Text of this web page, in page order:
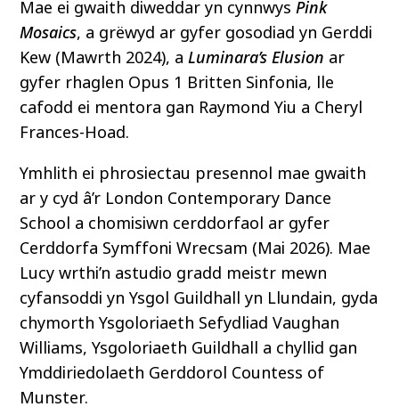
Mae ei gwaith diweddar yn cynnwysPink
Mosaics, a grëwyd ar gyfer gosodiad yn Gerddi
Kew (Mawrth 2024), aLuminara’s Elusion ar
gyfer rhaglen Opus 1 Britten Sinfonia, lle
cafodd ei mentora gan Raymond Yiu a Cheryl
Frances-Hoad.
Ymhlith ei phrosiectau presennol mae gwaith
ar y cyd â’r London Contemporary Dance
School a chomisiwn cerddorfaol ar gyfer
Cerddorfa Symffoni Wrecsam (Mai 2026). Mae
Lucy wrthi’n astudio gradd meistr mewn
cyfansoddi yn Ysgol Guildhall yn Llundain, gyda
chymorth Ysgoloriaeth Sefydliad Vaughan
Williams, Ysgoloriaeth Guildhall a chyllid gan
Ymddiriedolaeth Gerddorol Countess of
Munster.